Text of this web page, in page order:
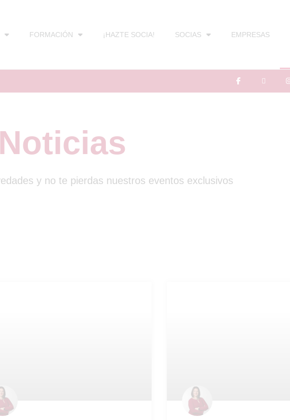
FORMACIÓN ¡HAZTE SOCIA! SOCIAS EMPRESAS
Noticias
y no te pierdas nuestros eventos exclusivos